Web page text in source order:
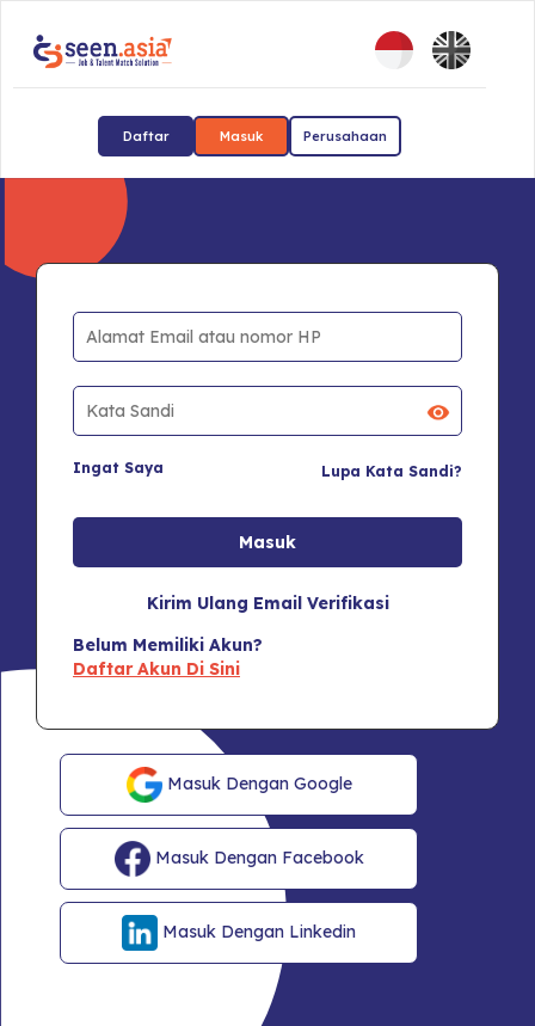
Daftar Masuk Perusahaan
Ingat Saya Lupa Kata Sandi?
Kirim Ulang Email Verifikasi
Belum Memiliki Akun?
Daftar Akun Di Sini
Masuk Dengan Google
Masuk Dengan Facebook
Masuk Dengan Linkedin